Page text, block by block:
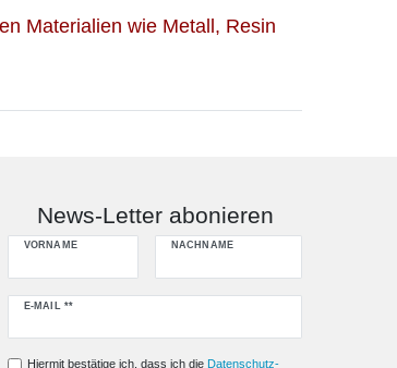
Materialien wie Metall, Resin
News-Letter abonieren
VORNAME NACHNAME
E-MAIL **
Newsletter
Hiermit bestätige ich, dass ich die Daten­schutz­